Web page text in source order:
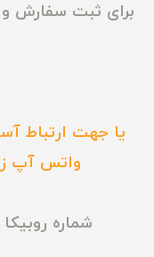
برای ثبت سفارش و
یا جهت ارتباط
واتس آپ
شماره روبیکا و